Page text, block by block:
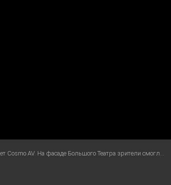
Cosmo AV. На фасаде Большого Театра зрители смогл...